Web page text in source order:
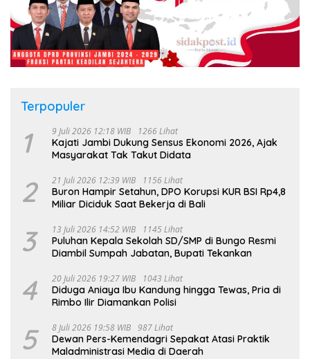
Terpopuler
1 9 Juli 2026 12:18 WIB 1266 Lihat
Kajati Jambi Dukung Sensus Ekonomi 2026, Ajak
Masyarakat Tak Takut Didata
2 21 Juli 2026 12:39 WIB 1156 Lihat
Buron Hampir Setahun, DPO Korupsi KUR BSI Rp4,8
Miliar Diciduk Saat Bekerja di Bali
3 13 Juli 2026 14:52 WIB 1145 Lihat
Puluhan Kepala Sekolah SD/SMP di Bungo Resmi
Diambil Sumpah Jabatan, Bupati Tekankan
4 20 Juli 2026 19:27 WIB 1043 Lihat
Diduga Aniaya Ibu Kandung hingga Tewas, Pria di
Rimbo Ilir Diamankan Polisi
5 8 Juli 2026 19:58 WIB 987 Lihat
Dewan Pers-Kemendagri Sepakat Atasi Praktik
Maladministrasi Media di Daerah